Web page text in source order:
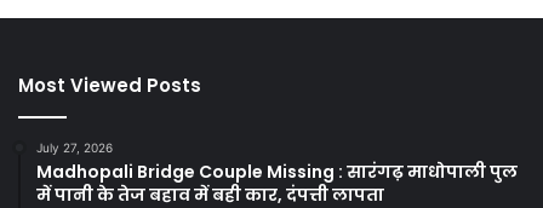
Most Viewed Posts
July 27, 2026
Madhopali Bridge Couple Missing : सारंगढ़ माधोपाली पुल
में पानी के तेज बहाव में बही कार, दंपत्ती लापता